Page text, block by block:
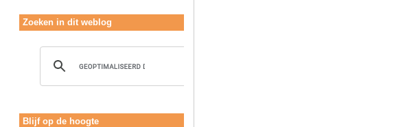
Zoeken in dit weblog
Blijf op de hoogte